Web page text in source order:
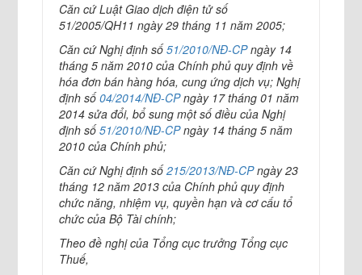
Căn cứ Luật Giao dịch điện tử số
51/2005/QH11 ngày 29 tháng 11 năm 2005;
Căn cứ Nghị định số51/2010/NĐ-CPngày 14
tháng 5 năm 2010 của Chính phủ quy định về
hóa đơn bán hàng hóa, cung ứng dịch vụ; Nghị
định số04/2014/NĐ-CPngày 17 tháng 01 năm
2014 sửa đổi, bổ sung một số điều của Nghị
định số51/2010/NĐ-CPngày 14 tháng 5 năm
2010 của Chính phủ;
Căn cứ Nghị định số215/2013/NĐ-CPngày 23
tháng 12 năm 2013 của Chính phủ quy định
chức năng, nhiệm vụ, quyền hạn và cơ cấu tổ
chức của Bộ Tài chính;
Theo đề nghị của Tổng cục trưởng Tổng cục
Thuế,